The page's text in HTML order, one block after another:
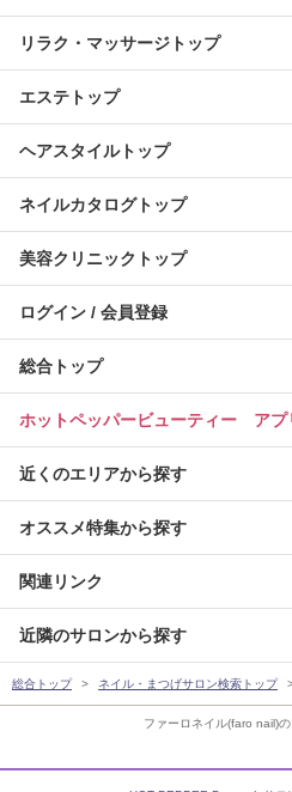
ファーロネイル(faro nail)
リラク・マッサージトップ
エステトップ
ヘアスタイルトップ
ネイルカタログトップ
美容クリニックトップ
ログイン / 会員登録
総合トップ
ホットペッパービューティー アプ
近くのエリアから探す
オススメ特集から探す
関連リンク
近隣のサロンから探す
総合トップ ネイル・まつげサロン検索トップ